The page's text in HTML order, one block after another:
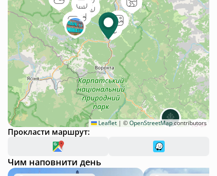
Leaflet | ©OpenStreetMapcontributors
Прокласти маршрут:
Чим наповнити день